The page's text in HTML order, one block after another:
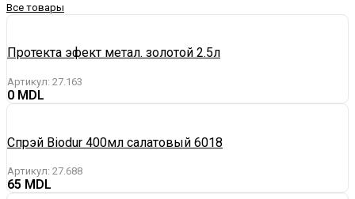
Все товары
Протекта эфект метал. золотой 2.5л
Артикул: 27.163
0
Спрэй Biodur 400мл cалатовый 6018
Артикул: 27.688
65